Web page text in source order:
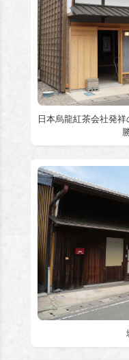
日本烏龍紅茶会社発